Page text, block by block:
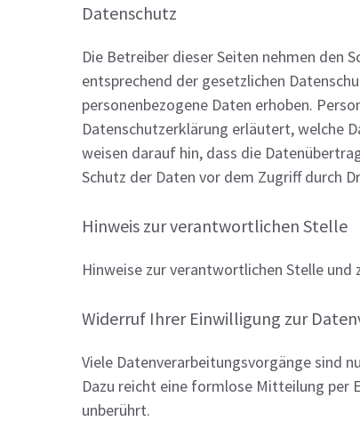
Datenschutz
Die Betreiber dieser Seiten nehmen den
entsprechend der gesetzlichen
personenbezogene Daten erhoben.
Datenschutzerklärung erläutert, welche
weisen darauf hin, dass die
Schutz der Daten vor dem Zugriff durch
Hinweis zur verantwortlichen Stelle
Hinweise zur verantwortlichen Stelle
Widerruf Ihrer Einwilligung zur
Viele Datenverarbeitungsvorgänge sind
Dazu reicht eine formlose Mitteilung per
unberührt.